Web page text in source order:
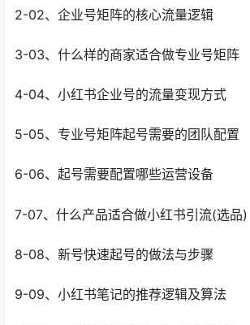
2-02、企业号矩阵的核心流量逻辑
3-03、什么样的商家适合做专业号矩阵
4-04、小红书企业号的流量变现方式
5-05、专业号矩阵起号需要的团队配置
6-06、起号需要配置哪些运营设备
7-07、什么产品适合做小红书引流(选品)
8-08、新号快速起号的做法与步骤
9-09、小红书笔记的推荐逻辑及算法